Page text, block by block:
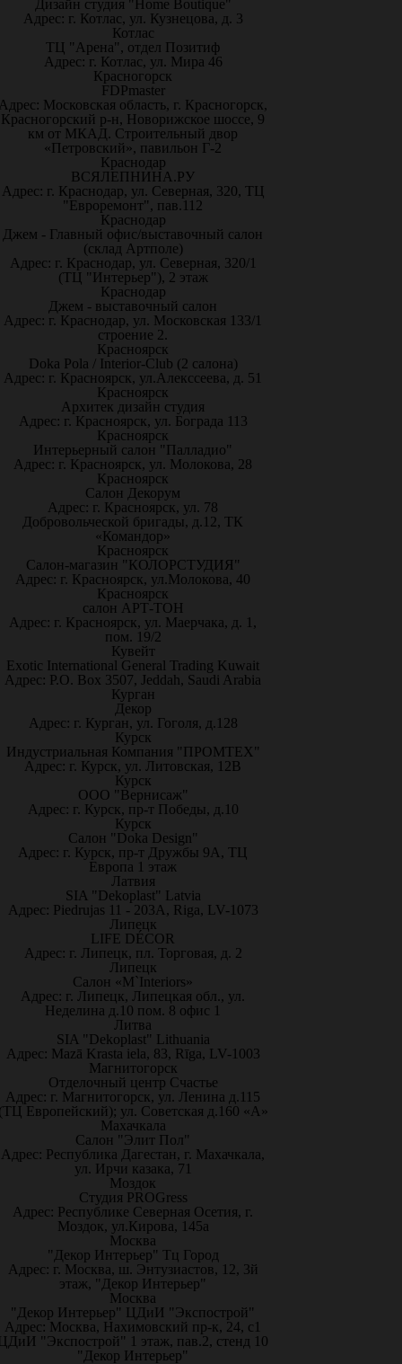
Дизайн студия "Home Boutique"
Адрес: г. Котлас, ул. Кузнецова, д. 3
Котлас
ТЦ "Арена", отдел Позитиф
Адрес: г. Котлас, ул. Мира 46
Красногорск
FDPmaster
Московская область, г. Красногорск,
Красногорский р-н, Новорижское шоссе, 9
км от МКАД. Строительный двор
«Петровский», павильон Г-2
Краснодар
ВСЯЛЕПНИНА.РУ
Адрес: г. Краснодар, ул. Северная, 320, ТЦ
"Евроремонт", пав.112
Краснодар
Джем - Главный офис/выставочный салон
(склад Артполе)
Адрес: г. Краснодар, ул. Северная, 320/1
(ТЦ "Интерьер"), 2 этаж
Краснодар
Джем - выставочный салон
Адрес: г. Краснодар, ул. Московская 133/1
строение 2.
Красноярск
Doka Pola / Interior-Club (2 салона)
Адрес: г. Красноярск, ул.Алекссеева, д. 51
Красноярск
Архитек дизайн студия
Адрес: г. Красноярск, ул. Бограда 113
Красноярск
Интерьерный салон "Палладио"
Адрес: г. Красноярск, ул. Молокова, 28
Красноярск
Салон Декорум
Адрес: г. Красноярск, ул. 78
Добровольческой бригады, д.12, ТК
«Командор»
Красноярск
Салон-магазин "КОЛОРСТУДИЯ"
Адрес: г. Красноярск, ул.Молокова, 40
Красноярск
салон АРТ-ТОН
Адрес: г. Красноярск, ул. Маерчака, д. 1,
пом. 19/2
Кувейт
Exotic International General Trading Kuwait
Адрес: P.O. Box 3507, Jeddah, Saudi Arabia
Курган
Декор
Адрес: г. Курган, ул. Гоголя, д.128
Курск
Индустриальная Компания "ПРОМТЕХ"
Адрес: г. Курск, ул. Литовская, 12В
Курск
ООО "Вернисаж"
Адрес: г. Курск, пр-т Победы, д.10
Курск
Салон "Doka Design"
Адрес: г. Курск, пр-т Дружбы 9А, ТЦ
Европа 1 этаж
Латвия
SIA "Dekoplast" Latvia
Адрес: Piedrujas 11 - 203A, Riga, LV-1073
Липецк
LIFE DÉCOR
Адрес: г. Липецк, пл. Торговая, д. 2
Липецк
Салон «M`Interiors»
Адрес: г. Липецк, Липецкая обл., ул.
Неделина д.10 пом. 8 офис 1
Литва
SIA "Dekoplast" Lithuania
Адрес: Mazā Krasta iela, 83, Rīga, LV-1003
Магнитогорск
Отделочный центр Счастье
Адрес: г. Магнитогорск, ул. Ленина д.115
Европейский); ул. Советская д.160 «А»
Махачкала
Салон "Элит Пол"
Адрес: Республика Дагестан, г. Махачкала,
ул. Ирчи казака, 71
Моздок
Студия PROGress
Адрес: Республике Северная Осетия, г.
Моздок, ул.Кирова, 145а
Москва
"Декор Интерьер" Тц Город
Адрес: г. Москва, ш. Энтузиастов, 12, 3й
этаж, "Декор Интерьер"
Москва
"Декор Интерьер" ЦДиИ "Экспострой"
Адрес: Москва, Нахимовский пр-к, 24, с1
"Экспострой" 1 этаж, пав.2, стенд 10
"Декор Интерьер"